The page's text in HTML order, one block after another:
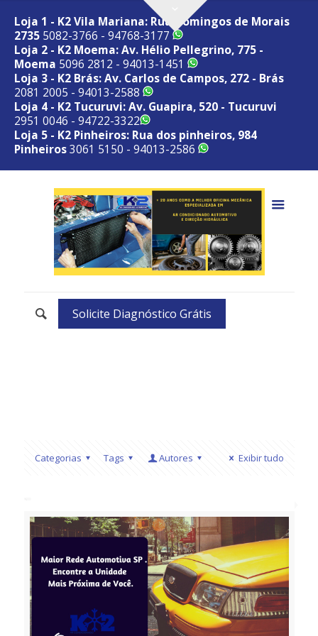
Loja 1 - K2 Vila Mariana: Rua Domingos de Morais
2735 5082-3766 - 94768-3177
Loja 2 - K2 Moema: Av. Hélio Pellegrino, 775 -
Moema 5096 2812 - 94013-1451
Loja 3 - K2 Brás: Av. Carlos de Campos, 272 - Brás
2081 2005 - 94013-2588
Loja 4 - K2 Tucuruvi: Av. Guapira, 520 - Tucuruvi
2951 0046 - 94722-3322
Loja 5 - K2 Pinheiros: Rua dos pinheiros, 984
Pinheiros3061 5150 - 94013-2586
Solicite Diagnóstico Grátis
Categorias Tags Autores Exibir tudo